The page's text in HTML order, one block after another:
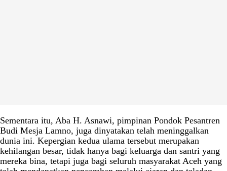
Sementara itu, Aba H. Asnawi, pimpinan Pondok Pesantren
Budi Mesja Lamno, juga dinyatakan telah meninggalkan
dunia ini. Kepergian kedua ulama tersebut merupakan
kehilangan besar, tidak hanya bagi keluarga dan santri yang
mereka bina, tetapi juga bagi seluruh masyarakat Aceh yang